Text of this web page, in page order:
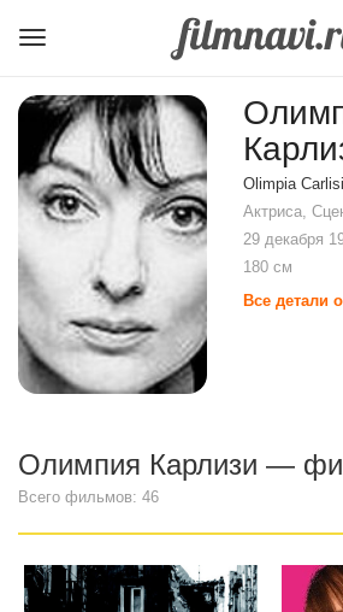
Olimpia Carlisi
Актриса,
29 декабря
180 см
Все детали
Олимпия Карлизи —
Всего фильмов: 46